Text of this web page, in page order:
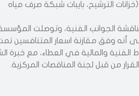
الترشيح، بايبات شبكة صرف مياه
الجوانب الفنية، وتوصلت
أنه وفق مقارنة اسعار المتنافسين
الفنية والمالية في العطاء، مع خبرة
من قبل لجنة المناقصات المركزية.